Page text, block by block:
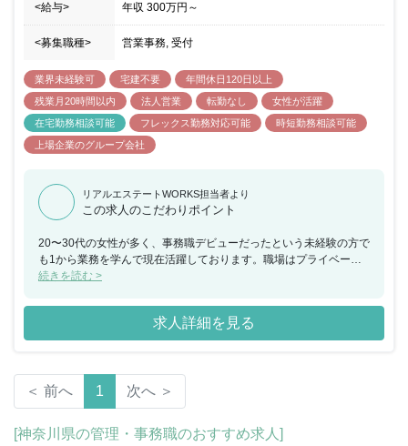
<給与> 年収 300万円 ～
<募集職種> 営業事務, 受付
業界未経験可 宅建不要
年間休日120日以上
残業月20時間以内
法人営業 転勤なし
女性が活躍
在宅勤務相談可能
フレックス勤務対応可能
時短勤務相談可能
上場企業のグループ会社
リアルエステートWORKS担当者より
この求人のこだわりポイント
20〜30代の女性が多く、事務職デビューだったという未経験の方で
も1から業務を学んで現在活躍しております。職場はプライベート
な相談もでき、アットホームな雰囲気で働きやすさ◎です！完全に
る価値のある求人です。 ＜特徴＞ ■①働き方改革の実施 在宅勤務・
テレワークの推奨、時差出勤・時間有給制度を取り入れており、ラ
イフスタイルに合わせた働き方を実現。 また、19:00にPCはシャッ
底しています。 なお、一般職の平均残業時間は月20時間程度で
す。 ②入社後、多様なキャリアパスをご用意 将来的に、職種転換
や別部署への異動申請を出すことができる「キャリアチャレンジ制
発・新築販売受託・賃貸仲介）を備えているため、自身の新しいキ
続きを読む >
求人詳細を見る
＜ 前へ 1 次へ ＞
[神奈川県の管理・事務職のおすすめ求人]